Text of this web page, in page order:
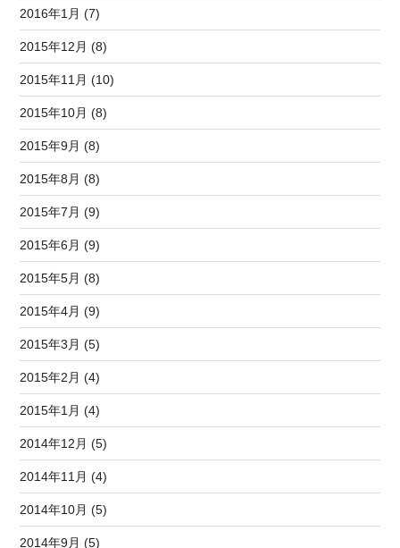
2016年1月 (7)
2015年12月 (8)
2015年11月 (10)
2015年10月 (8)
2015年9月 (8)
2015年8月 (8)
2015年7月 (9)
2015年6月 (9)
2015年5月 (8)
2015年4月 (9)
2015年3月 (5)
2015年2月 (4)
2015年1月 (4)
2014年12月 (5)
2014年11月 (4)
2014年10月 (5)
2014年9月 (5)